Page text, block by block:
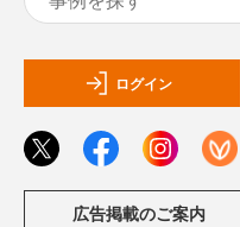
ログイン
広告掲載のご案内